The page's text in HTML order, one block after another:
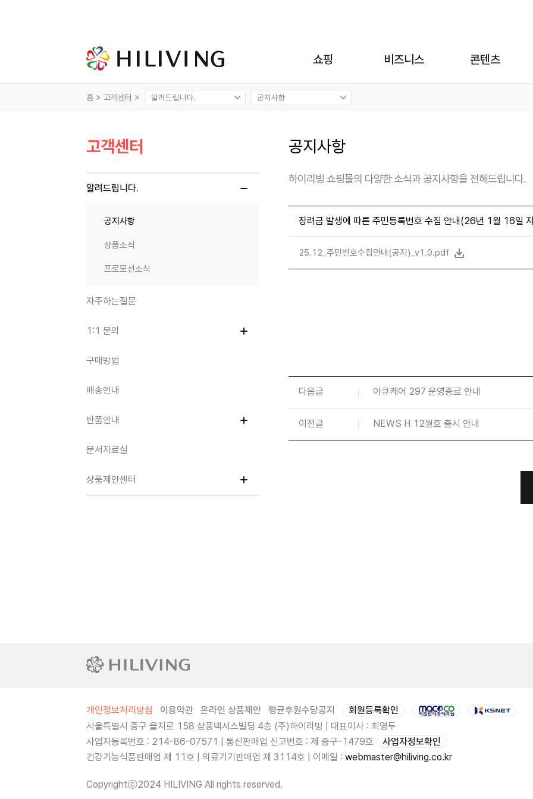
쇼핑 비즈니스 콘텐츠
홈 > 고객센터 >
고객센터
알려드립니다.
공지사항
상품소식
프로모션소식
자주하는질문
1:1 문의
구매방법
배송안내
반품안내
문서자료실
상품제안센터
공지사항
하이리빙 쇼핑몰의 다양한 소식과 공지사항을 전해드립니다.
장려금 발생에 따른 주민등록번호 수집 안내(26년 1월 16일
25.12_주민번호수집안내(공지)_v1.0.pdf
다음글 아큐케어 297 운영종료 안내
이전글 NEWS H 12월호 출시 안내
개인정보처리방침 이용약관 온라인 상품제안 평균후원수당공지
회원등록확인
서울특별시 중구 을지로 158 삼풍넥서스빌딩 4층 (주)하이리빙 | 대표이사 : 최영두
사업자등록번호 : 214-86-07571 | 통신판매업 신고번호 : 제 중구-1479호
사업자정보확인
건강기능식품판매업 제 11호 | 의료기기판매업 제 3114호 | 이메일 : webmaster@hiliving.co.kr
Copyrightⓒ2024 HILIVING All rights reserved.